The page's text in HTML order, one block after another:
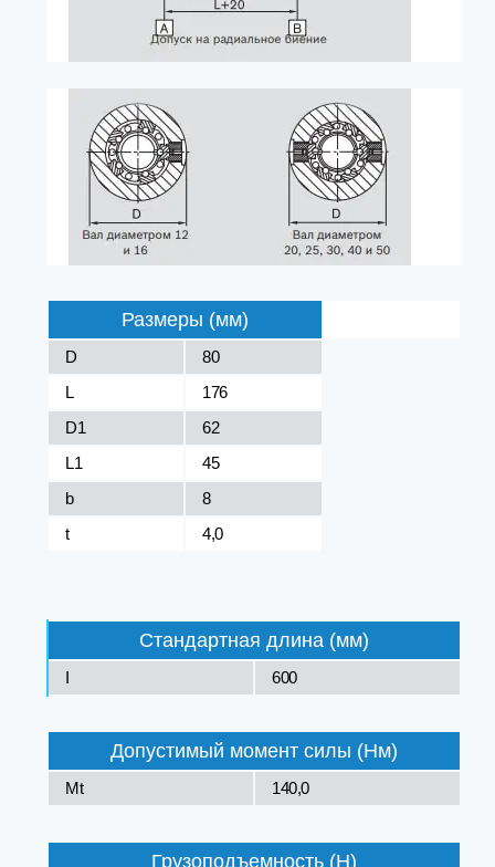
Размеры (мм)
D
80
L
176
D1
62
L1
45
b
8
t
4,0
Стандартная длина (мм)
I 600
Допустимый момент силы (Нм)
Mt 140,0
Грузоподъемность (Н)